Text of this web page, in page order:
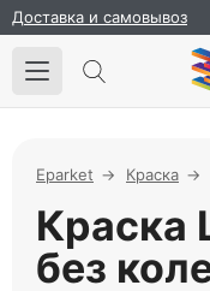
Доставка и самовывоз
Eparket Краска
Краска
без